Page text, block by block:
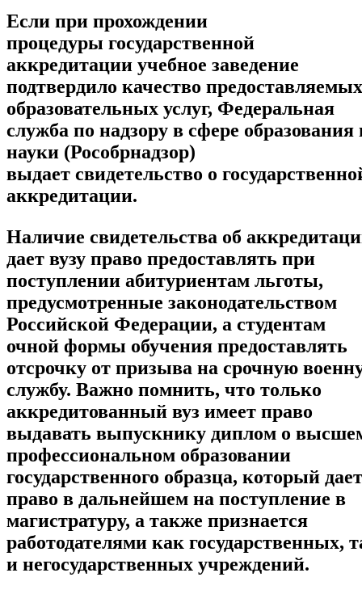
Если при прохождении
процедуры государственной
аккредитации учебное заведение
подтвердило качество предоставляемых
образовательных услуг, Федеральная
служба по надзору в сфере образования
науки (Рособрнадзор)
выдает свидетельство о
аккредитации.
Наличие свидетельства об
дает вузу право предоставлять при
поступлении абитуриентам льготы,
предусмотренные законодательством
Российской Федерации, а студентам
очной формы обучения предоставлять
отсрочку от призыва на срочную
службу. Важно помнить, что только
аккредитованный вуз имеет право
выдавать выпускнику диплом о
профессиональном образовании
государственного образца, который дает
право в дальнейшем на поступление в
магистратуру, а также признается
работодателями как государственных,
и негосударственных учреждений.